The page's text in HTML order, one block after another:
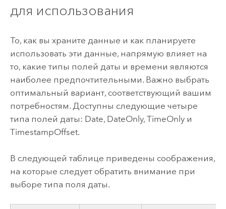
для использования
То, как вы храните данные и как планируете
использовать эти данные, напрямую влияет на
то, какие типы полей даты и времени являются
наиболее предпочтительными. Важно выбрать
оптимальный вариант, соответствующий вашим
потребностям. Доступны следующие четыре
типа полей даты: Date, DateOnly, TimeOnly и
TimestampOffset.
В следующей таблице приведены соображения,
на которые следует обратить внимание при
выборе типа поля даты.